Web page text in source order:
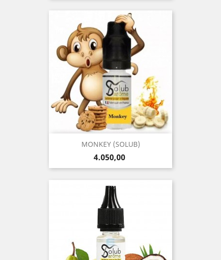
MONKEY (SOLUB)
Precio
4.050,00